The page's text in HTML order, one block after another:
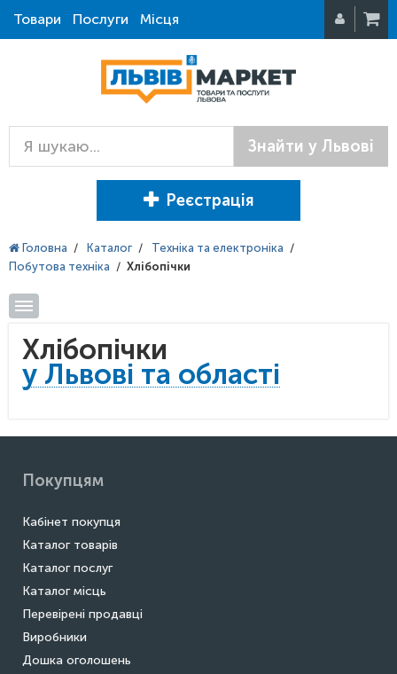
Товари Послуги Місця
Знайти у Львові
Реєстрація
Головна / Каталог / Техніка та електроніка /
Побутова техніка / Хлібопічки
Хлібопічки
у Львові та області
Покупцям
Кабінет покупця
Каталог товарів
Каталог послуг
Каталог місць
Перевірені продавці
Виробники
Дошка оголошень